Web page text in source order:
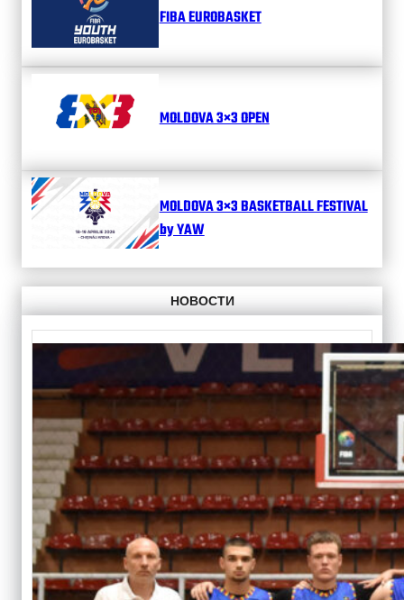
FIBA EUROBASKET
MOLDOVA 3×3 OPEN
MOLDOVA 3×3 BASKETBALL FESTIVAL
by YAW
НОВОСТИ